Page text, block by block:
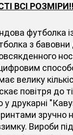
ВСІ
футболка
з бавовни
велику
повітря до
друкарні
зручно
Вироби